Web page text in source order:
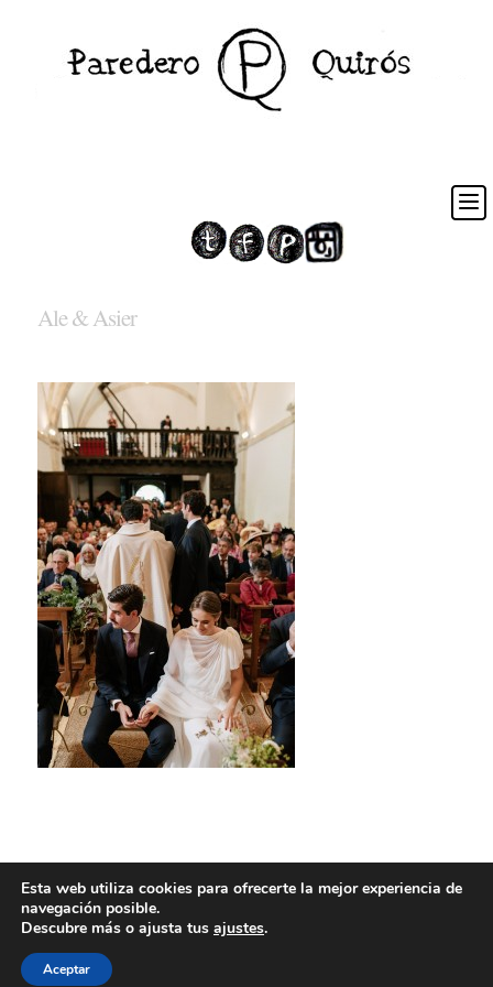
Ale & Asier
Esta web utiliza cookies para ofrecerte la mejor experiencia de
navegación posible.
Descubre más o ajusta tus ajustes.
Aceptar